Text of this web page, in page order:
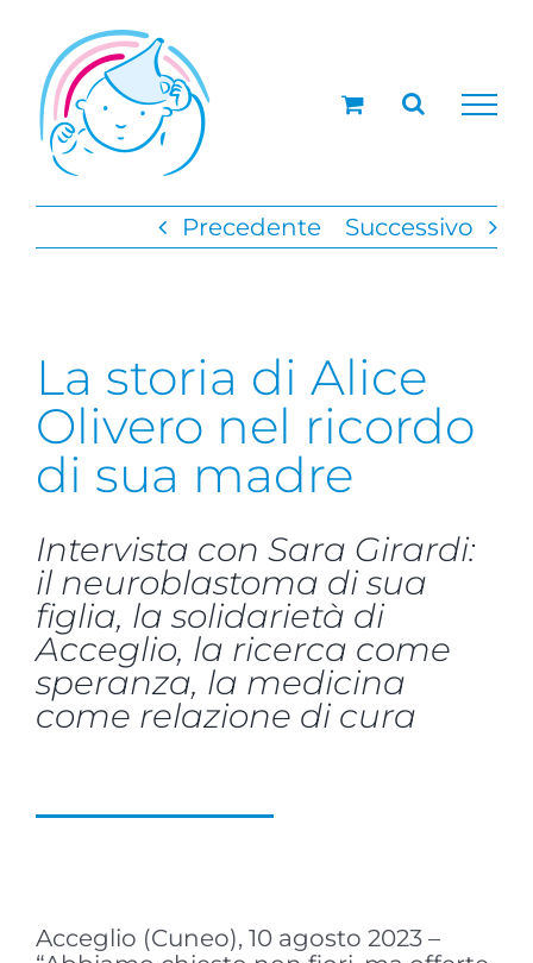
contenuto
Precedente Successivo
La storia di Alice
Olivero nel ricordo
di sua madre
Intervista con Sara Girardi:
il neuroblastoma di sua
figlia, la solidarietà di
Acceglio, la ricerca come
speranza, la medicina
come relazione di cura
Acceglio (Cuneo), 10 agosto 2023 –